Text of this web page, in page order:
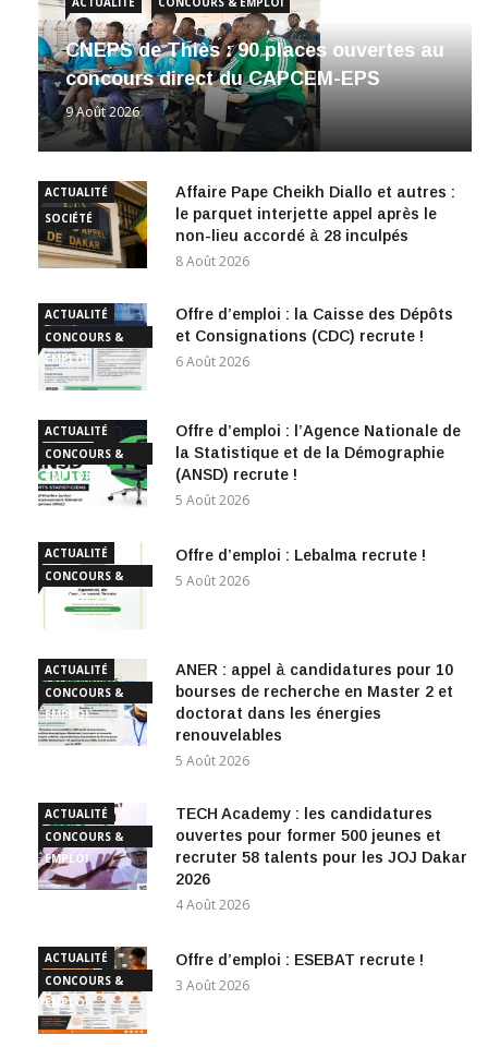
CNEPS de Thiès : 90 places ouvertes au
concours direct du CAPCEM-EPS
9 Août 2026
ACTUALITÉ
SOCIÉTÉ
Affaire Pape Cheikh Diallo et autres :
le parquet interjette appel après le
non-lieu accordé à 28 inculpés
8 Août 2026
ACTUALITÉ
CONCOURS &
EMPLOI
Offre d’emploi : la Caisse des Dépôts
et Consignations (CDC) recrute !
6 Août 2026
ACTUALITÉ
CONCOURS &
EMPLOI
Offre d’emploi : l’Agence Nationale de
la Statistique et de la Démographie
(ANSD) recrute !
5 Août 2026
ACTUALITÉ
CONCOURS &
EMPLOI
Offre d’emploi : Lebalma recrute !
5 Août 2026
ACTUALITÉ
CONCOURS &
EMPLOI
ANER : appel à candidatures pour 10
bourses de recherche en Master 2 et
doctorat dans les énergies
renouvelables
5 Août 2026
ACTUALITÉ
CONCOURS &
EMPLOI
TECH Academy : les candidatures
ouvertes pour former 500 jeunes et
recruter 58 talents pour les JOJ Dakar
2026
4 Août 2026
ACTUALITÉ
CONCOURS &
EMPLOI
Offre d’emploi : ESEBAT recrute !
3 Août 2026